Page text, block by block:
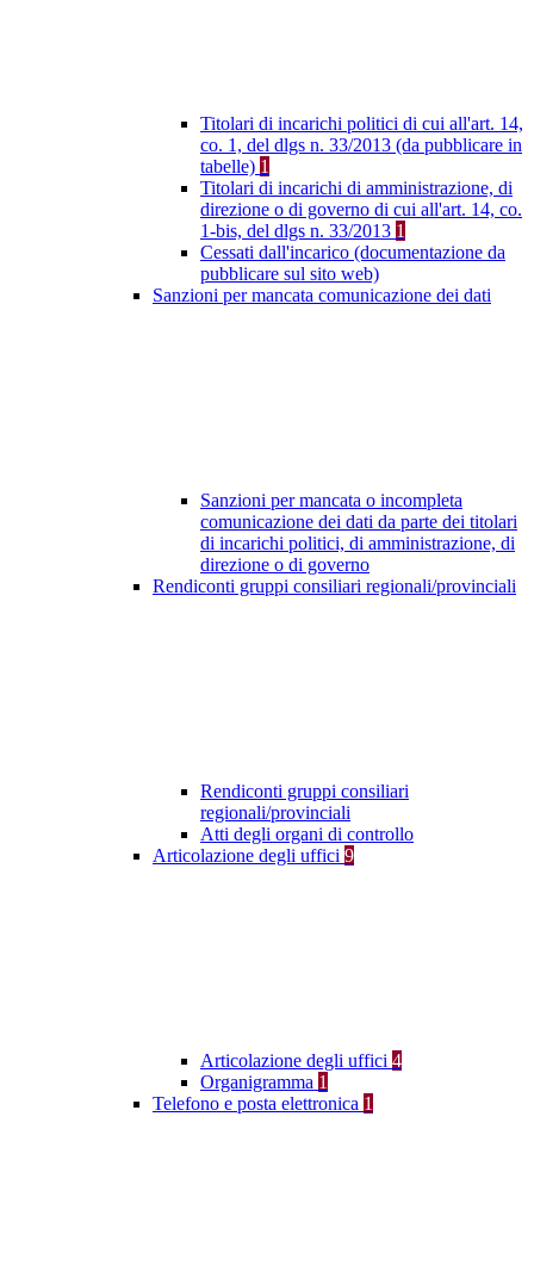
Titolari di incarichi politici di cui all'art. 14,
co. 1, del dlgs n. 33/2013 (da pubblicare in
tabelle) 1
Titolari di incarichi di amministrazione, di
direzione o di governo di cui all'art. 14, co.
1-bis, del dlgs n. 33/2013 1
Cessati dall'incarico (documentazione da
pubblicare sul sito web)
Sanzioni per mancata comunicazione dei dati
Sanzioni per mancata o incompleta
comunicazione dei dati da parte dei titolari
di incarichi politici, di amministrazione, di
direzione o di governo
Rendiconti gruppi consiliari regionali/provinciali
Rendiconti gruppi consiliari
regionali/provinciali
Atti degli organi di controllo
Articolazione degli uffici 9
Articolazione degli uffici 4
Organigramma 1
Telefono e posta elettronica 1